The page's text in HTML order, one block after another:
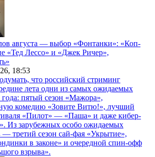
августа — выбор «Фонтанки»: «Коп-
«Тед Лессо» и «Джек Ричер»,
18:53
что российский стриминг
лета одни из самых ожидаемых
года: пятый сезон «Мажора»,
комедию «Зовите Витю!», лучший
«Пилот» — «Паша» и даже кибер-
Из зарубежных особо ожидаемых
— третий сезон сай-фая «Укрытие»,
в законе» и очередной спин-офф
взрыва».